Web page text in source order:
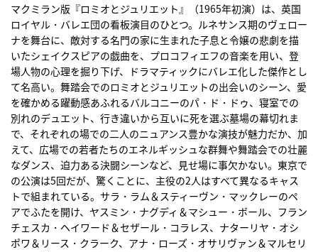
マクミラン版『ロミオとジュリエット』（1965年初演）は、英国
ロイヤル・バレエ団の看板演目のひとつ。ルネサンス期のヴェロー
ナを舞台に、敵対する名門の家に生まれた子息と令嬢の悲劇を描
いたシェイクスピアの戯曲を、プロコフィエフの音楽を用い、登
場人物の心理を掘り下げ、ドラマティックにバレエ化した傑作とし
て名高い。舞踏会でのロミオとジュリエットの出会いのシーン、愛
を確かめる躍動感あふれるバルコニーのパ・ド・ドゥ、寝室での
別れのデュエット、行き違いから互いに死を選ぶ墓場の幕切れま
で、それぞれの場での二人のニュアンス豊かな演技が魅力だか、加
えて、広場での若者たちのエネルギッシュな群舞や舞踏会での壮麗
なダンス、迫力ある決闘シーンなど、見せ場に事欠かない。東京で
の公演は5回だが、驚くことに、主役の2人はすべて異なるキャス
トで組まれている。サラ・ラム＆スティーヴン・マックレーのペ
アでふたを開け、ヤスミン・ナグディ＆マシュー・ボール、フラン
チェスカ・ヘイワード＆セザール・コラレス、ナターリヤ・オシ
ポワ＆リース・クラーク、アナ・ローズ・オサリヴァン＆マルセリ